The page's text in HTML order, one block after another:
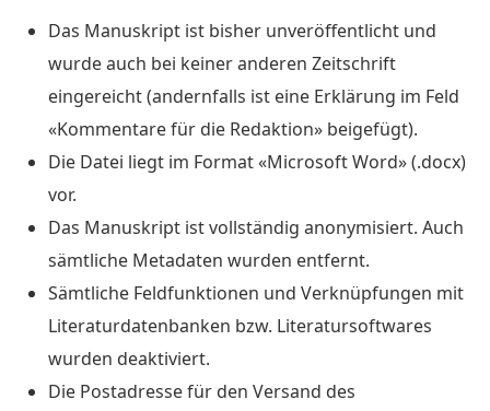
Das Manuskript ist bisher unveröffentlicht und
wurde auch bei keiner anderen Zeitschrift
eingereicht (andernfalls ist eine Erklärung im Feld
«Kommentare für die Redaktion» beigefügt).
Die Datei liegt im Format «Microsoft Word» (.docx)
vor.
Das Manuskript ist vollständig anonymisiert. Auch
sämtliche Metadaten wurden entfernt.
Sämtliche Feldfunktionen und Verknüpfungen mit
Literaturdatenbanken bzw. Literatursoftwares
wurden deaktiviert.
Die Postadresse für den Versand des